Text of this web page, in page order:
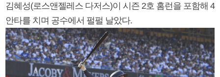
김혜성(로스앤젤레스 다저스)이 시즌 2호 홈런을 포함해 4
안타를 치며 공수에서 펄펄 날았다.